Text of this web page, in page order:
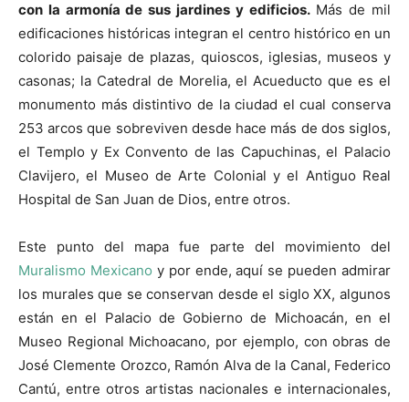
con la armonía de sus jardines y edificios.Más de mil
edificaciones históricas integran el centro histórico en un
colorido paisaje de plazas, quioscos, iglesias, museos y
casonas; la Catedral de Morelia, el Acueducto que es el
monumento más distintivo de la ciudad el cual conserva
253 arcos que sobreviven desde hace más de dos siglos,
el Templo y Ex Convento de las Capuchinas, el Palacio
Clavijero, el Museo de Arte Colonial y el Antiguo Real
Hospital de San Juan de Dios, entre otros.
Este punto del mapa fue parte del movimiento del
Muralismo Mexicano y por ende, aquí se pueden admirar
los murales que se conservan desde el siglo XX, algunos
están en el Palacio de Gobierno de Michoacán, en el
Museo Regional Michoacano, por ejemplo, con obras de
José Clemente Orozco, Ramón Alva de la Canal, Federico
Cantú, entre otros artistas nacionales e internacionales,